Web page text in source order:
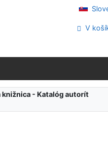
V
- Katalóg autorít